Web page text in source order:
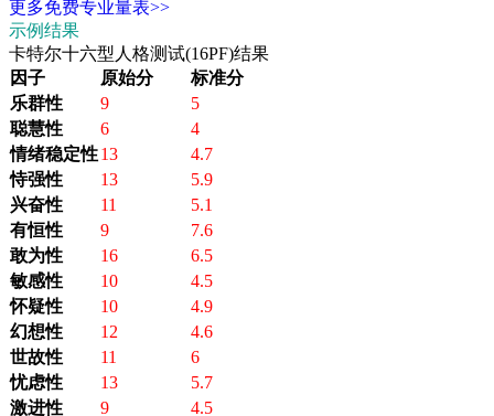
更多免费专业量表>>
示例结果
卡特尔十六型人格测试(16PF)结果
因子
原始分
标准分
乐群性
9
5
聪慧性
6
4
情绪稳定性13
4.7
恃强性
13
5.9
兴奋性
11
5.1
有恒性
9
7.6
敢为性
16
6.5
敏感性
10
4.5
怀疑性
10
4.9
幻想性
12
4.6
世故性
11
6
忧虑性
13
5.7
激进性
9 4.5